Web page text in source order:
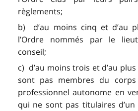
règlements;
b) d’au moins cinq et d’au
l’Ordre nommés par le
conseil;
c) d’au moins trois et d’au
sont pas membres du
professionnel autonome en
qui ne sont pas titulaires